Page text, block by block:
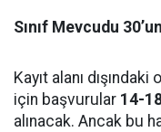
Sınıf Mevcudu
Kayıt alanı
için başvurular 14-
alınacak. Ancak bu